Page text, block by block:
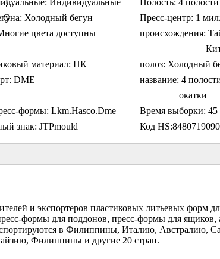
U
G
Индивидуальные Полость: 4 полости
Холодный бегун Пресс-центр: 1
цвета доступны происхождения:
материал: ПК полоз: Холодный
DME название: 4
окатки
формы: Lkm.Hasco.Dme Время выборки: 45
знак: JTPmould Код HS:8480719090
и экспортеров пластиковых литьевых форм
формы для поддонов, пресс-формы для ящиков,
в Филиппины, Италию, Австралию,
Филиппины и другие 20 стран.